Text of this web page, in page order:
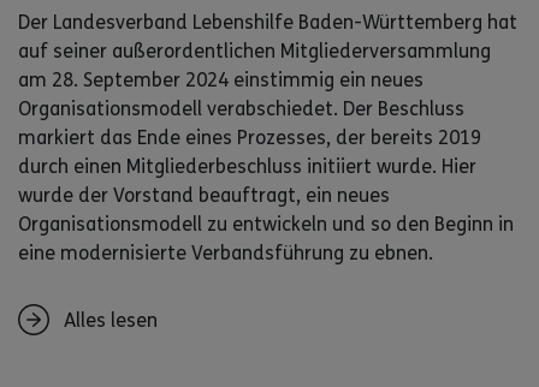
Der Landesverband Lebenshilfe Baden-Württemberg hat
auf seiner außerordentlichen Mitgliederversammlung
am 28. September 2024 einstimmig ein neues
Organisationsmodell verabschiedet. Der Beschluss
markiert das Ende eines Prozesses, der bereits 2019
durch einen Mitgliederbeschluss initiiert wurde. Hier
wurde der Vorstand beauftragt, ein neues
Organisationsmodell zu entwickeln und so den Beginn in
eine modernisierte Verbandsführung zu ebnen.
Alles lesen